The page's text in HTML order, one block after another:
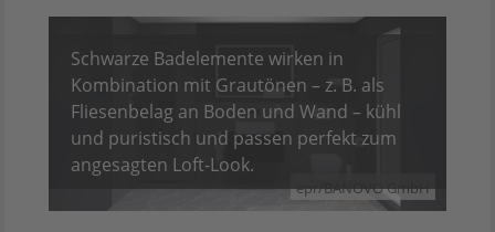
epr/BANOVO GmbH
Schwarze Badelemente wirken in
Kombination mit Grautönen – z. B. als
Fliesenbelag an Boden und Wand – kühl
und puristisch und passen perfekt zum
angesagten Loft-Look.